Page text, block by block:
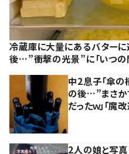
冷蔵庫に大量にあるバターに
後…”衝撃の光景”に「いつの間
中2息子「傘の
の後…”まさか
だったｗ」「魔
2人の娘と写真